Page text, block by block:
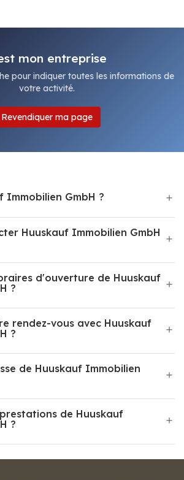
mon entreprise
pour indiquer toutes les informations de
votre activité.
Revendiquer ma page
Immobilien GmbH ?
Huuskauf Immobilien GmbH
d'ouverture de Huuskauf
?
rendez-vous avec Huuskauf
?
de Huuskauf Immobilien
de Huuskauf
?